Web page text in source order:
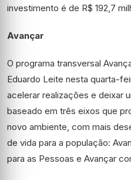
investimento é de R$ 192,7
Avançar
O programa transversal
Eduardo Leite nesta quarta-
acelerar realizações e deixar
baseado em três eixos que
novo ambiente, com mais
de vida para a população:
para as Pessoas e Avançar